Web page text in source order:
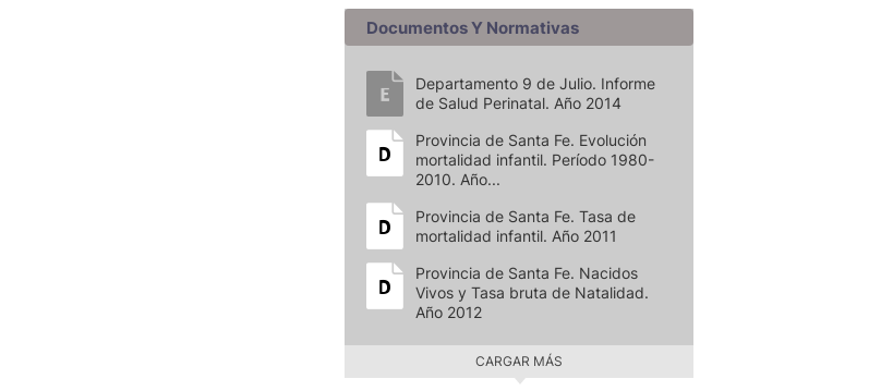
Documentos Y Normativas
Departamento 9 de Julio. Informe
de Salud Perinatal. Año 2014
Provincia de Santa Fe. Evolución
mortalidad infantil. Período 1980-
2010. Año...
Provincia de Santa Fe. Tasa de
mortalidad infantil. Año 2011
Provincia de Santa Fe. Nacidos
Vivos y Tasa bruta de Natalidad.
Año 2012
CARGAR MÁS